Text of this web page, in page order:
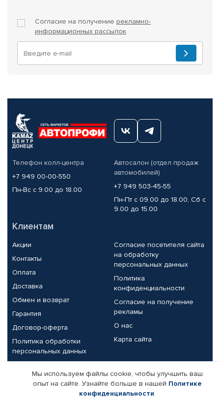
Согласие на получение рекламно-
информационных рассылок
Телефон колл-центра
+7 949 00-00-550
Пн-Вс с 9.00 до 18.00
Автосалон (отдел продаж
автомобилей)
+7 949 503-45-55
Пн-Пт с 09.00 до 18.00, Сб с
9.00 до 15.00
Клиентам
Акции
Контакты
Оплата
Доставка
Обмен и возврат
Гарантия
Договор-оферта
Политика обработки
персональных данных
Согласие посетителя сайта
на обработку
персональных данных
Политика
конфиденциальности
Согласие на получение
рекламы
О нас
Карта сайта
Партнерам
Корпоративным клиентам
Реквизиты компании
Мы используем файлы cookie, чтобы улучшить ваш
опыт на сайте. Узнайте больше в нашей Политике
конфиденциальности.